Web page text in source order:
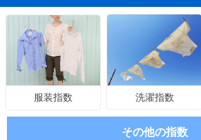
服装指数 洗濯指数
その他の指数